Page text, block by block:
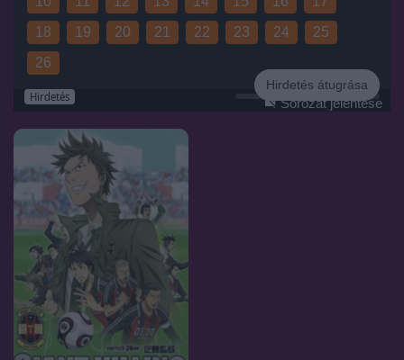
Hirdetés
Hirdetés átugrása
18
19 20 21 22 23 24
25
26
Sorozat jelentése